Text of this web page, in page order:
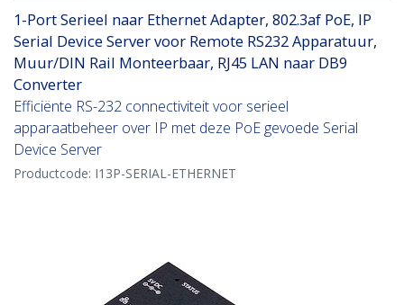
1-Port Serieel naar Ethernet Adapter, 802.3af PoE, IP
Serial Device Server voor Remote RS232 Apparatuur,
Muur/DIN Rail Monteerbaar, RJ45 LAN naar DB9
Converter
Efficiënte RS-232 connectiviteit voor serieel
apparaatbeheer over IP met deze PoE gevoede Serial
Device Server
Productcode: I13P-SERIAL-ETHERNET